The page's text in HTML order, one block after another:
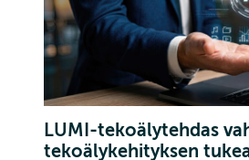
LUMI-tekoälytehdas
tekoälykehityksen